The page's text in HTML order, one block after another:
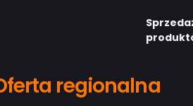
regionalna